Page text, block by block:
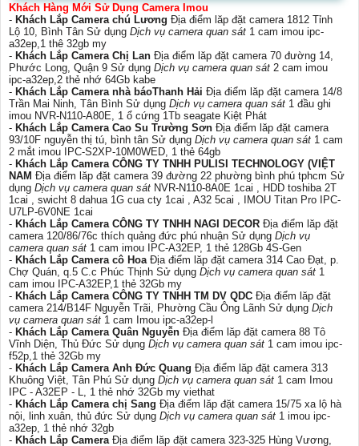
Khách Hàng Mới Sử Dụng Camera Imou
- Khách Lắp Camera chú Lương Địa điểm lăp đặt camera 1812 Tỉnh
Lộ 10, Bình Tân Sử dụng Dịch vụ camera quan sát 1 cam imou ipc-
a32ep,1 thê 32gb my
- Khách Lắp Camera Chị Lan Địa điểm lăp đặt camera 70 đường 14,
Phước Long, Quận 9 Sử dụng Dịch vụ camera quan sát 2 cam imou
ipc-a32ep,2 thẻ nhớ 64Gb kabe
- Khách Lắp Camera nhà báoThanh Hải Địa điểm lăp đặt camera 14/8
Trần Mai Ninh, Tân Bình Sử dụng Dịch vụ camera quan sát 1 đầu ghi
imou NVR-N110-A80E, 1 ổ cứng 1Tb seagate Kiệt Phát
- Khách Lắp Camera Cao Su Trường Sơn Địa điểm lăp đặt camera
93/10F nguyễn thị tú, bình tân Sử dụng Dịch vụ camera quan sát 1 cam
2 mắt imou IPC-S2XP-10M0WED, 1 thẻ 64gb
- Khách Lắp Camera CÔNG TY TNHH PULISI TECHNOLOGY (VIỆT
NAM Địa điểm lăp đặt camera 39 đường 22 phường bình phú tphcm Sử
dụng Dịch vụ camera quan sát NVR-N110-8A0E 1cai , HDD toshiba 2T
1cai , swicht 8 dahua 1G cua cty 1cai , A32 5cai , IMOU Titan Pro IPC-
U7LP-6V0NE 1cai
- Khách Lắp Camera CÔNG TY TNHH NAGI DECOR Địa điểm lăp đặt
camera 120/86/76c thích quảng đức phú nhuận Sử dụng Dịch vụ
camera quan sát 1 cam imou IPC-A32EP, 1 thẻ 128Gb 4S-Gen
- Khách Lắp Camera cô Hoa Địa điểm lăp đặt camera 314 Cao Đạt, p.
Chợ Quán, q.5 C.c Phúc Thịnh Sử dụng Dịch vụ camera quan sát 1
cam imou IPC-A32EP,1 thẻ 32Gb my
- Khách Lắp Camera CÔNG TY TNHH TM DV QDC Địa điểm lăp đặt
camera 214/B14F Nguyễn Trãi, Phường Cầu Ông Lãnh Sử dụng Dịch
vụ camera quan sát 1 cam Imou ipc-a32ep-l
- Khách Lắp Camera Quân Nguyễn Địa điểm lăp đặt camera 88 Tô
Vĩnh Diện, Thủ Đức Sử dụng Dịch vụ camera quan sát 1 cam imou ipc-
f52p,1 thẻ 32Gb my
- Khách Lắp Camera Anh Đức Quang Địa điểm lăp đặt camera 313
Khuông Việt, Tân Phú Sử dụng Dịch vụ camera quan sát 1 cam Imou
IPC - A32EP - L, 1 thẻ nhớ 32Gb my viethat
- Khách Lắp Camera chị Sang Địa điểm lăp đặt camera 15/75 xa lộ hà
nội, linh xuân, thủ đức Sử dụng Dịch vụ camera quan sát 1 imou ipc-
a32ep, 1 thẻ nhớ 32gb
- Khách Lắp Camera Địa điểm lăp đặt camera 323-325 Hùng Vương,